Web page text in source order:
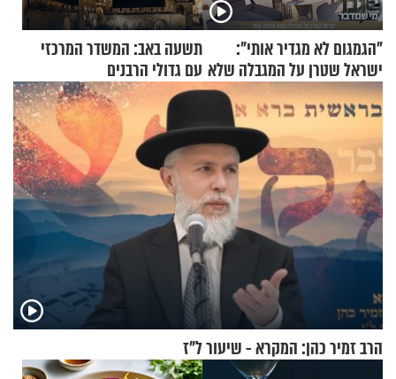
"הגמגום לא מגדיר אותי":
ישראל שטרן על המגבלה שלא
עוצרת אותו
תשעה באב: המשדר המרכזי
עם גדולי הרבנים
הרב זמיר כהן: המקרא - שיעור ל"ז